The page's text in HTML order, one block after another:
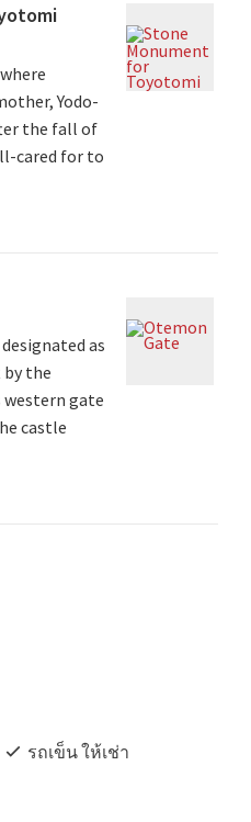
Yodo-
the fall of
cared for to
as
the
western gate
castle
รถเข็น ให้เช่า